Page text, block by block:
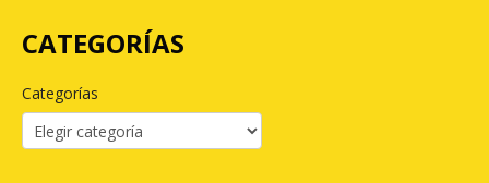
CATEGORÍAS
Categorías